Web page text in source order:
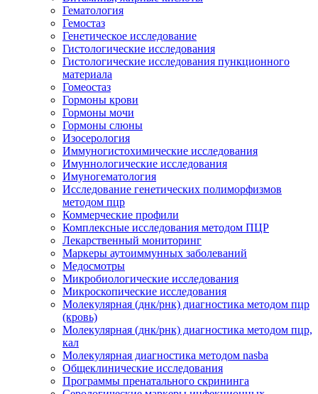
Гематология
Гемостаз
Генетическое исследование
Гистологические исследования
Гистологические исследования пункционного
материала
Гомеостаз
Гормоны крови
Гормоны мочи
Гормоны слюны
Изосерология
Иммуногистохимические исследования
Имуннологические исследования
Имуногематология
Исследование генетических полиморфизмов
методом пцр
Коммерческие профили
Комплексные исследования методом ПЦР
Лекарственный мониторинг
Маркеры аутоиммунных заболеваний
Медосмотры
Микробиологические исследования
Микроскопические исследования
Молекулярная (днк/рнк) диагностика методом пцр
(кровь)
Молекулярная (днк/рнк) диагностика методом пцр,
кал
Молекулярная диагностика методом nasba
Общеклинические исследования
Программы пренатального скрининга